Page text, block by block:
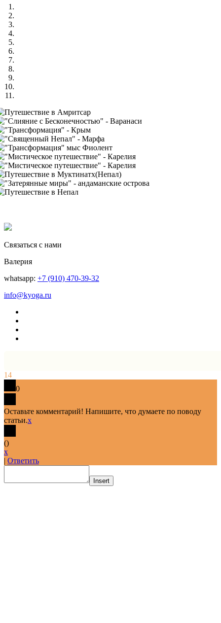
Связаться с нами
Валерия
whatsapp: +7 (910) 470-39-32
info@kyoga.ru
14
0
Оставьте комментарий! Напишите, что думаете по поводу
статьи.x
()
x
| Ответить
Insert